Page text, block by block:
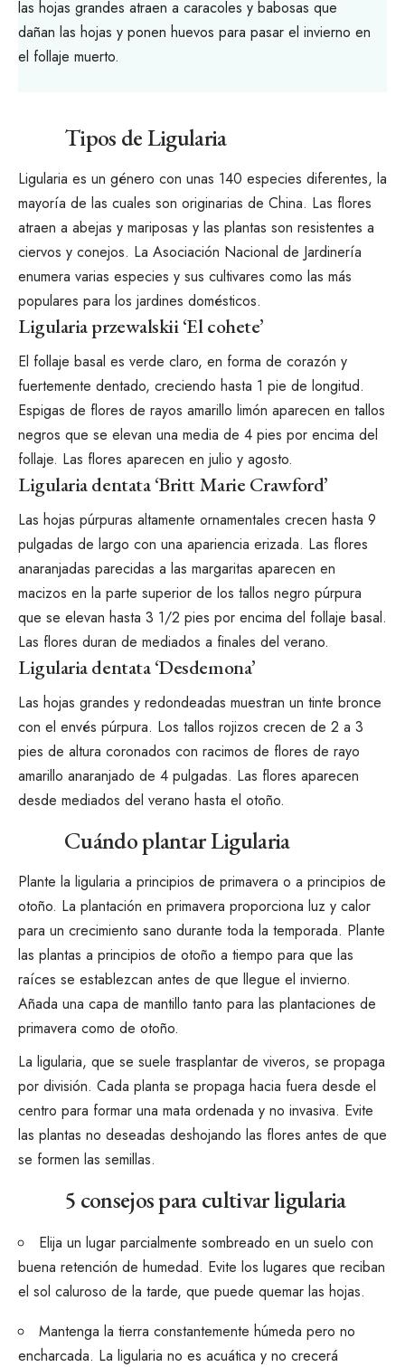
las hojas grandes atraen a caracoles y babosas que
dañan las hojas y ponen huevos para pasar el invierno en
el follaje muerto.
Tipos de Ligularia
Ligularia es un género con unas 140 especies diferentes, la
mayoría de las cuales son originarias de China. Las flores
atraen a abejas y mariposas y las plantas son resistentes a
ciervos y conejos. La Asociación Nacional de Jardinería
enumera varias especies y sus cultivares como las más
populares para los jardines domésticos.
Ligularia przewalskii ‘El cohete’
El follaje basal es verde claro, en forma de corazón y
fuertemente dentado, creciendo hasta 1 pie de longitud.
Espigas de flores de rayos amarillo limón aparecen en tallos
negros que se elevan una media de 4 pies por encima del
follaje. Las flores aparecen en julio y agosto.
Ligularia dentata ‘Britt Marie Crawford’
Las hojas púrpuras altamente ornamentales crecen hasta 9
pulgadas de largo con una apariencia erizada. Las flores
anaranjadas parecidas a las margaritas aparecen en
macizos en la parte superior de los tallos negro púrpura
que se elevan hasta 3 1/2 pies por encima del follaje basal.
Las flores duran de mediados a finales del verano.
Ligularia dentata ‘Desdemona’
Las hojas grandes y redondeadas muestran un tinte bronce
con el envés púrpura. Los tallos rojizos crecen de 2 a 3
pies de altura coronados con racimos de flores de rayo
amarillo anaranjado de 4 pulgadas. Las flores aparecen
desde mediados del verano hasta el otoño.
Cuándo plantar Ligularia
Plante la ligularia a principios de primavera o a principios de
otoño. La plantación en primavera proporciona luz y calor
para un crecimiento sano durante toda la temporada. Plante
las plantas a principios de otoño a tiempo para que las
raíces se establezcan antes de que llegue el invierno.
Añada una capa de mantillo tanto para las plantaciones de
primavera como de otoño.
La ligularia, que se suele trasplantar de viveros, se propaga
por división. Cada planta se propaga hacia fuera desde el
centro para formar una mata ordenada y no invasiva. Evite
las plantas no deseadas deshojando las flores antes de que
se formen las semillas.
5 consejos para cultivar ligularia
Elija un lugar parcialmente sombreado en un suelo con
buena retención de humedad. Evite los lugares que reciban
el sol caluroso de la tarde, que puede quemar las hojas.
Mantenga la tierra constantemente húmeda pero no
encharcada. La ligularia no es acuática y no crecerá